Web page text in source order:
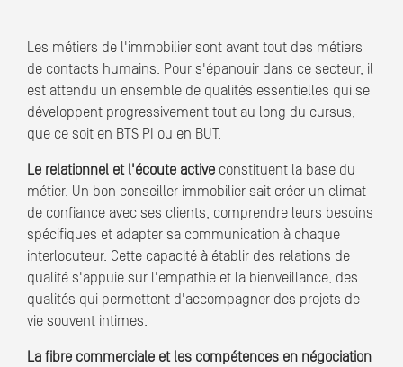
Les métiers de l'immobilier sont avant tout des métiers
de contacts humains. Pour s'épanouir dans ce secteur, il
est attendu un ensemble de qualités essentielles qui se
développent progressivement tout au long du cursus,
que ce soit en BTS PI ou en BUT.
Le relationnel et l'écoute active constituent la base du
métier. Un bon conseiller immobilier sait créer un climat
de confiance avec ses clients, comprendre leurs besoins
spécifiques et adapter sa communication à chaque
interlocuteur. Cette capacité à établir des relations de
qualité s'appuie sur l'empathie et la bienveillance, des
qualités qui permettent d'accompagner des projets de
vie souvent intimes.
La fibre commerciale et les compétences en négociation